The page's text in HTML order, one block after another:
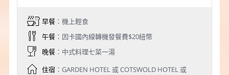
早餐：機上輕食
午餐：因卡國內線轉機發餐費$20紐幣
晚餐：中式料理七菜一湯
住宿：GARDEN HOTEL 或 COTSWOLD HOTEL 或